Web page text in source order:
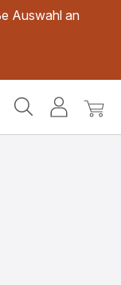
Auswahl an
Mein
Mein